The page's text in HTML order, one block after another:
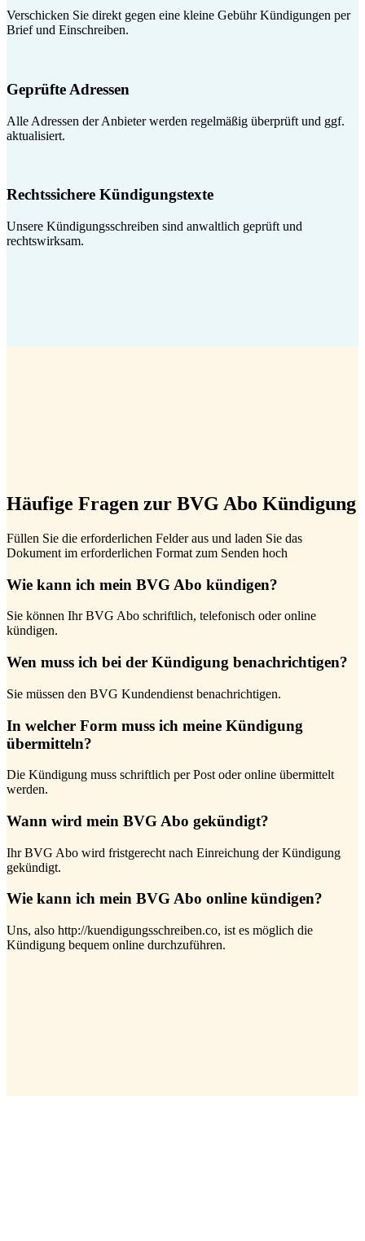
Verschicken Sie direkt gegen eine kleine Gebühr Kündigungen per
Brief und Einschreiben.
Geprüfte Adressen
Alle Adressen der Anbieter werden regelmäßig überprüft und ggf.
aktualisiert.
Rechtssichere Kündigungstexte
Unsere Kündigungsschreiben sind anwaltlich geprüft und
rechtswirksam.
Häufige Fragen zur BVG Abo Kündigung
Füllen Sie die erforderlichen Felder aus und laden Sie das
Dokument im erforderlichen Format zum Senden hoch
Wie kann ich mein BVG Abo kündigen?
Sie können Ihr BVG Abo schriftlich, telefonisch oder online
kündigen.
Wen muss ich bei der Kündigung benachrichtigen?
Sie müssen den BVG Kundendienst benachrichtigen.
In welcher Form muss ich meine Kündigung
übermitteln?
Die Kündigung muss schriftlich per Post oder online übermittelt
werden.
Wann wird mein BVG Abo gekündigt?
Ihr BVG Abo wird fristgerecht nach Einreichung der Kündigung
gekündigt.
Wie kann ich mein BVG Abo online kündigen?
Uns, also http://kuendigungsschreiben.co, ist es möglich die
Kündigung bequem online durchzuführen.